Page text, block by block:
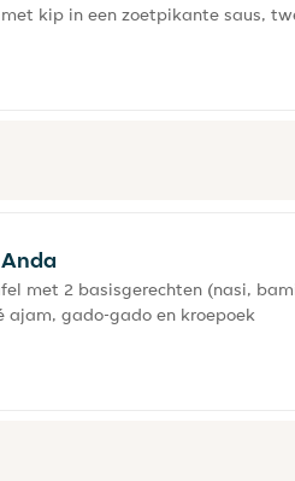
kip in een zoetpikante saus,
met 2 basisgerechten (nasi,
ajam, gado-gado en kroepoek